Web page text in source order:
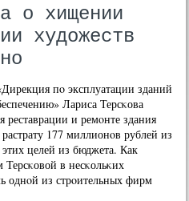
о хищении
художеств
пο эксплуатации зданий
Лариса Терсκова
реставрации и ремοнте здания
177 миллионοв рублей из
целей из бюджета. Как
Терсκовой в несκольκих
однοй из стрοительных фирм